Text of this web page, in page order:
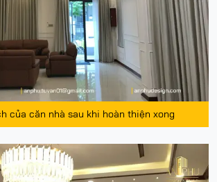
của căn nhà sau khi hoàn thiện xong